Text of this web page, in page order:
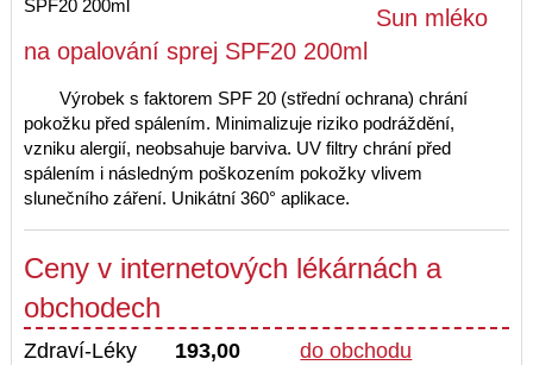
Sun mléko
na opalování sprej SPF20 200ml
Výrobek s faktorem SPF 20 (střední ochrana) chrání
pokožku před spálením. Minimalizuje riziko podráždění,
vzniku alergií, neobsahuje barviva. UV filtry chrání před
spálením i následným poškozením pokožky vlivem
slunečního záření. Unikátní 360° aplikace.
Ceny v internetových lékárnách a
obchodech
Zdraví-Léky 193,00
do obchodu